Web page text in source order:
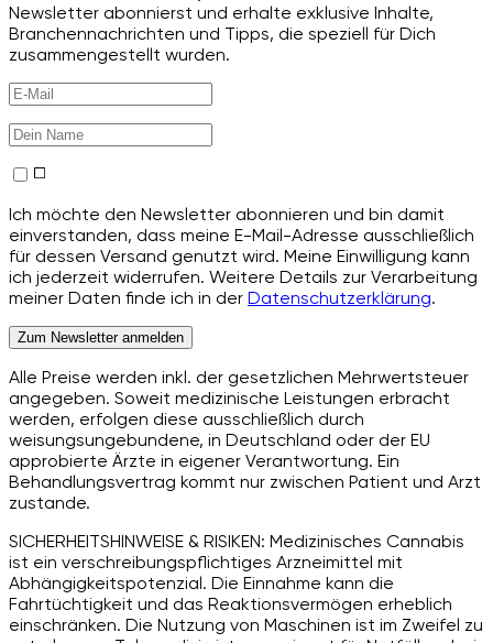
Newsletter abonnierst und erhalte exklusive Inhalte,
Branchennachrichten und Tipps, die speziell für Dich
zusammengestellt wurden.
Ich möchte den Newsletter abonnieren und bin damit
einverstanden, dass meine E-Mail-Adresse ausschließlich
für dessen Versand genutzt wird. Meine Einwilligung kann
ich jederzeit widerrufen. Weitere Details zur Verarbeitung
meiner Daten finde ich in der Datenschutzerklärung.
Zum Newsletter anmelden
Alle Preise werden inkl. der gesetzlichen Mehrwertsteuer
angegeben. Soweit medizinische Leistungen erbracht
werden, erfolgen diese ausschließlich durch
weisungsungebundene, in Deutschland oder der EU
approbierte Ärzte in eigener Verantwortung. Ein
Behandlungsvertrag kommt nur zwischen Patient und Arzt
zustande.
SICHERHEITSHINWEISE & RISIKEN: Medizinisches Cannabis
ist ein verschreibungspflichtiges Arzneimittel mit
Abhängigkeitspotenzial. Die Einnahme kann die
Fahrtüchtigkeit und das Reaktionsvermögen erheblich
einschränken. Die Nutzung von Maschinen ist im Zweifel zu